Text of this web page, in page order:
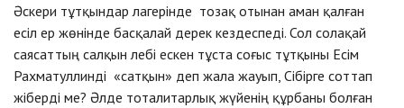
Әскери тұтқындар лагерінде тозақ отынан аман қалған
есіл ер жөнінде басқалай дерек кездеспеді. Сол солақай
саясаттың салқын лебі ескен тұста соғыс тұтқыны Есім
Рахматуллинді «сатқын» деп жала жауып, Сібірге соттап
жіберді ме? Әлде тоталитарлық жүйенің құрбаны болған